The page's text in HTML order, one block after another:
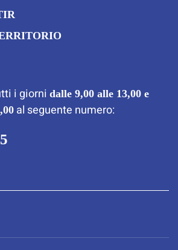
i giorni dalle 9,00 alle 13,00 e
al seguente numero: